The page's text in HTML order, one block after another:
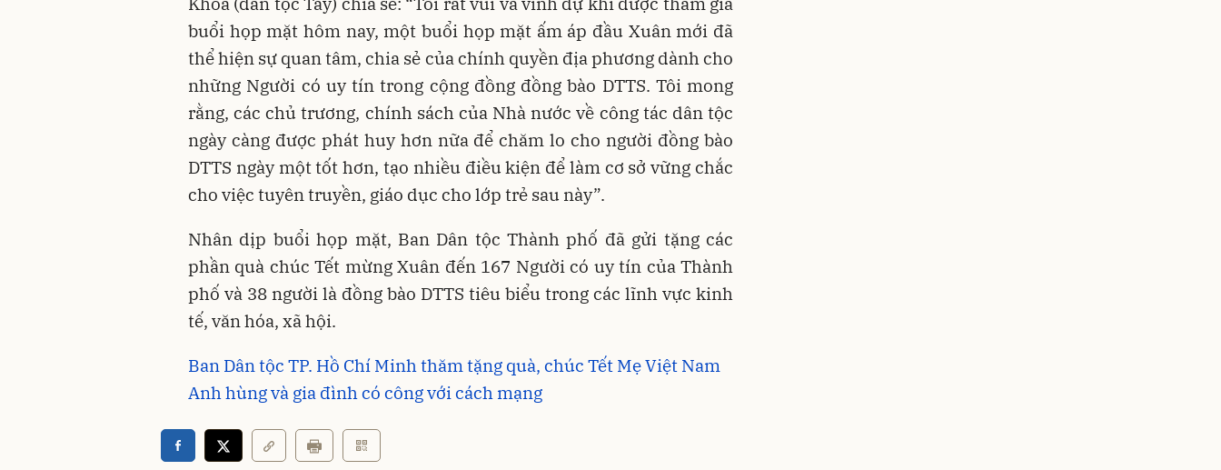
buổi họp mặt hôm nay, một buổi họp mặt ấm áp đầu Xuân mới đã
thể hiện sự quan tâm, chia sẻ của chính quyền địa phương dành cho
những Người có uy tín trong cộng đồng đồng bào DTTS. Tôi mong
rằng, các chủ trương, chính sách của Nhà nước về công tác dân tộc
ngày càng được phát huy hơn nữa để chăm lo cho người đồng bào
DTTS ngày một tốt hơn, tạo nhiều điều kiện để làm cơ sở vững chắc
cho việc tuyên truyền, giáo dục cho lớp trẻ sau này”.
Nhân dịp buổi họp mặt, Ban Dân tộc Thành phố đã gửi tặng các
phần quà chúc Tết mừng Xuân đến 167 Người có uy tín của Thành
phố và 38 người là đồng bào DTTS tiêu biểu trong các lĩnh vực kinh
tế, văn hóa, xã hội.
Ban Dân tộc TP. Hồ Chí Minh thăm tặng quà, chúc Tết Mẹ Việt Nam
Anh hùng và gia đình có công với cách mạng